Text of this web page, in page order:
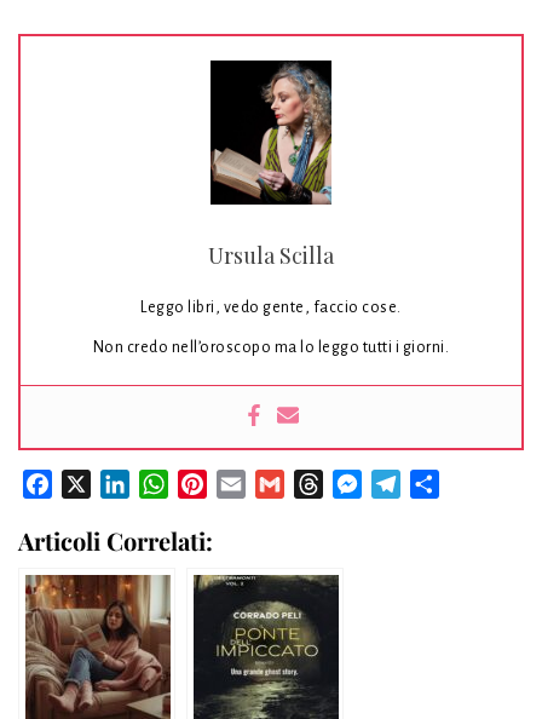
Ursula Scilla
Leggo libri, vedo gente, faccio cose.
Non credo nell’oroscopo ma lo leggo tutti i giorni.
Facebook LinkedInWhatsAppPinterest
Email Gmail ThreadsMessenger
Telegram
Articoli Correlati: